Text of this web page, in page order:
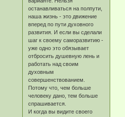
останавливаться на полпути,
наша жизнь - это движение
вперед по пути духовного
развития. И если вы сделали
шаг к своему саморазвитию -
уже одно это обязывает
отбросить душевную лень и
работать над своим
духовным
совершенствованием.
Потому что, чем больше
человеку дано, тем больше
спрашивается.
И когда вы видите своего